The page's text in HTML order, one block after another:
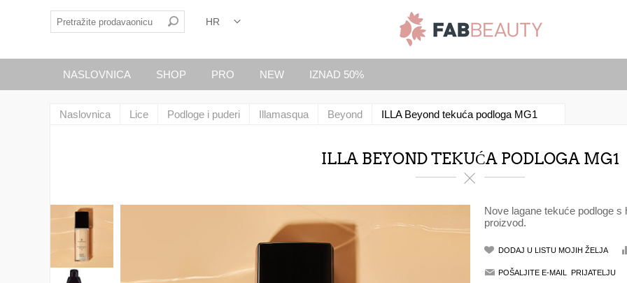
NASLOVNICA SHOP PRO NEW IZNAD 50%
Naslovnica Lice Podloge i puderi Illamasqua Beyond ILLA Beyond tekuća podloga MG1
ILLA BEYOND TEKUĆA PODLOGA MG1
Nove lagane tekuće podloge
proizvod.